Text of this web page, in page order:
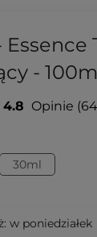
-
4.8 Opinie
30ml
w poniedziałek